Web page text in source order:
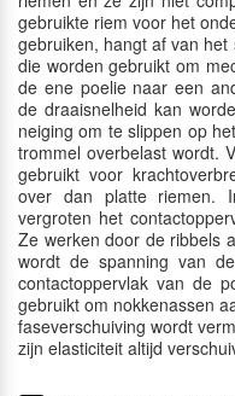
gebruikte riem voor het
gebruiken, hangt af van
die worden gebruikt om
de ene poelie naar een
de draaisnelheid kan
neiging om te slippen op
trommel overbelast wordt.
gebruikt voor
over dan platte riemen.
vergroten het
Ze werken door de ribbels
wordt de spanning van
contactoppervlak van de
gebruikt om nokkenassen
faseverschuiving wordt
zijn elasticiteit altijd